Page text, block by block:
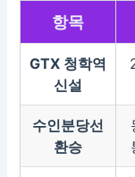
항목
GTX 청학역
신설
수인분당선
환승